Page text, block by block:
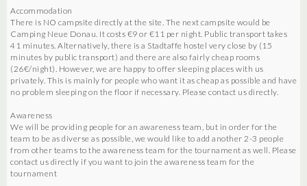
Accommodation
There is NO campsite directly at the site. The next campsite would be
Camping Neue Donau. It costs €9 or €11 per night. Public transport takes
41 minutes. Alternatively, there is a Stadtaffe hostel very close by (15
minutes by public transport) and there are also fairly cheap rooms
(26€/night). However, we are happy to offer sleeping places with us
privately. This is mainly for people who want it as cheap as possible and have
no problem sleeping on the floor if necessary. Please contact us directly.
Awareness
We will be providing people for an awareness team, but in order for the
team to be as diverse as possible, we would like to add another 2-3 people
from other teams to the awareness team for the tournament as well. Please
contact us directly if you want to join the awareness team for the
tournament